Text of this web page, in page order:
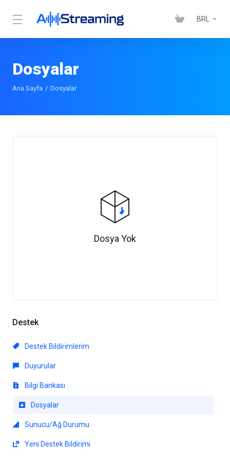
BRL
Dosyalar
Ana Sayfa Dosyalar
Destek
Destek Bildirimlerim
Duyurular
Bilgi Bankası
Dosyalar
Sunucu/Ağ Durumu
Yeni Destek Bildirimi
Dosya Yok